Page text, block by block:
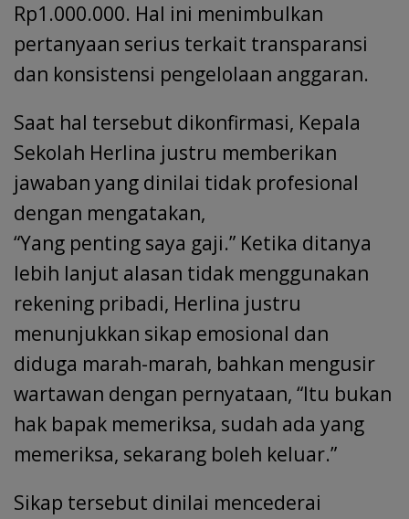
Rp1.000.000. Hal ini menimbulkan
pertanyaan serius terkait transparansi
dan konsistensi pengelolaan anggaran.
Saat hal tersebut dikonfirmasi, Kepala
Sekolah Herlina justru memberikan
jawaban yang dinilai tidak profesional
dengan mengatakan,
“Yang penting saya gaji.” Ketika ditanya
lebih lanjut alasan tidak menggunakan
rekening pribadi, Herlina justru
menunjukkan sikap emosional dan
diduga marah-marah, bahkan mengusir
wartawan dengan pernyataan, “Itu bukan
hak bapak memeriksa, sudah ada yang
memeriksa, sekarang boleh keluar.”
Sikap tersebut dinilai mencederai